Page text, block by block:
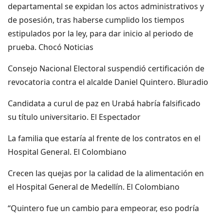
departamental se expidan los actos administrativos y
de posesión, tras haberse cumplido los tiempos
estipulados por la ley, para dar inicio al periodo de
prueba. Chocó Noticias
Consejo Nacional Electoral suspendió certificación de
revocatoria contra el alcalde Daniel Quintero. Bluradio
Candidata a curul de paz en Urabá habría falsificado
su título universitario. El Espectador
La familia que estaría al frente de los contratos en el
Hospital General. El Colombiano
Crecen las quejas por la calidad de la alimentación en
el Hospital General de Medellín. El Colombiano
“Quintero fue un cambio para empeorar, eso podría